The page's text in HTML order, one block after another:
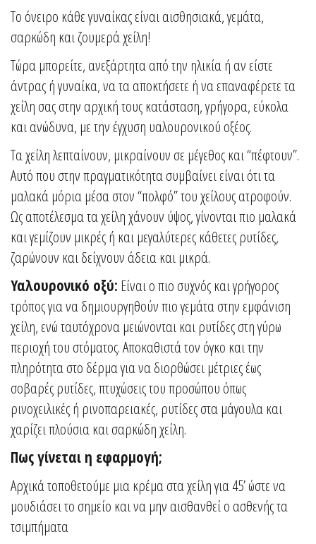
Το όνειρο κάθε γυναίκας είναι αισθησιακά, γεμάτα,
σαρκώδη και ζουμερά χείλη!
Τώρα μπορείτε, ανεξάρτητα από την ηλικία ή αν είστε
άντρας ή γυναίκα, να τα αποκτήσετε ή να επαναφέρετε τα
χείλη σας στην αρχική τους κατάσταση, γρήγορα, εύκολα
και ανώδυνα, με την έγχυση υαλουρονικού οξέος.
Τα χείλη λεπταίνουν, μικραίνουν σε μέγεθος και “πέφτουν”.
Αυτό που στην πραγματικότητα συμβαίνει είναι ότι τα
μαλακά μόρια μέσα στον “πολφό” του χείλους ατροφούν.
Ως αποτέλεσμα τα χείλη χάνουν ύψος, γίνονται πιο μαλακά
και γεμίζουν μικρές ή και μεγαλύτερες κάθετες ρυτίδες,
ζαρώνουν και δείχνουν άδεια και μικρά.
Υαλουρονικό οξύ: Είναι ο πιο συχνός και γρήγορος
τρόπος για να δημιουργηθούν πιο γεμάτα στην εμφάνιση
χείλη, ενώ ταυτόχρονα μειώνονται και ρυτίδες στη γύρω
περιοχή του στόματος. Αποκαθιστά τον όγκο και την
πληρότητα στο δέρμα για να διορθώσει μέτριες έως
σοβαρές ρυτίδες, πτυχώσεις του προσώπου όπως
ρινοχειλικές ή ρινοπαρειακές, ρυτίδες στα μάγουλα και
χαρίζει πλούσια και σαρκώδη χείλη.
Πως γίνεται η εφαρμογή;
Αρχικά τοποθετούμε μια κρέμα στα χείλη για 45’ ώστε να
μουδιάσει το σημείο και να μην αισθανθεί ο ασθενής τα
τσιμπήματα